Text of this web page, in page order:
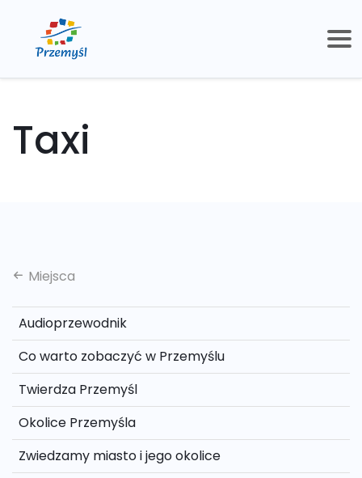
Taxi
Miejsca
Audioprzewodnik
Co warto zobaczyć w Przemyślu
Twierdza Przemyśl
Okolice Przemyśla
Zwiedzamy miasto i jego okolice